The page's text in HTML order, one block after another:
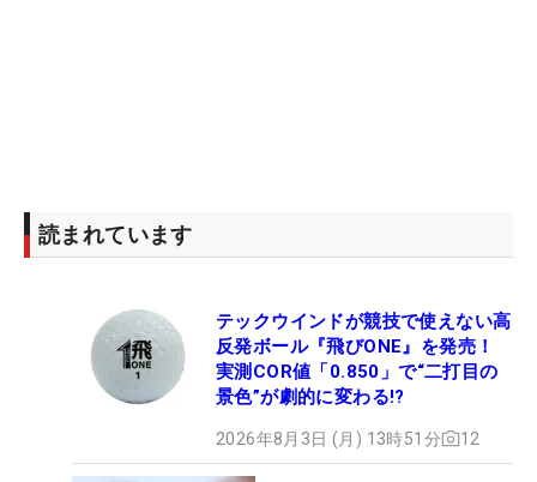
読まれています
テックウインドが競技で使えない高
反発ボール『飛びONE』を発売！
実測COR値「0.850」で“二打目の
景色”が劇的に変わる!?
2026年8月3日 (月) 13時51分 12